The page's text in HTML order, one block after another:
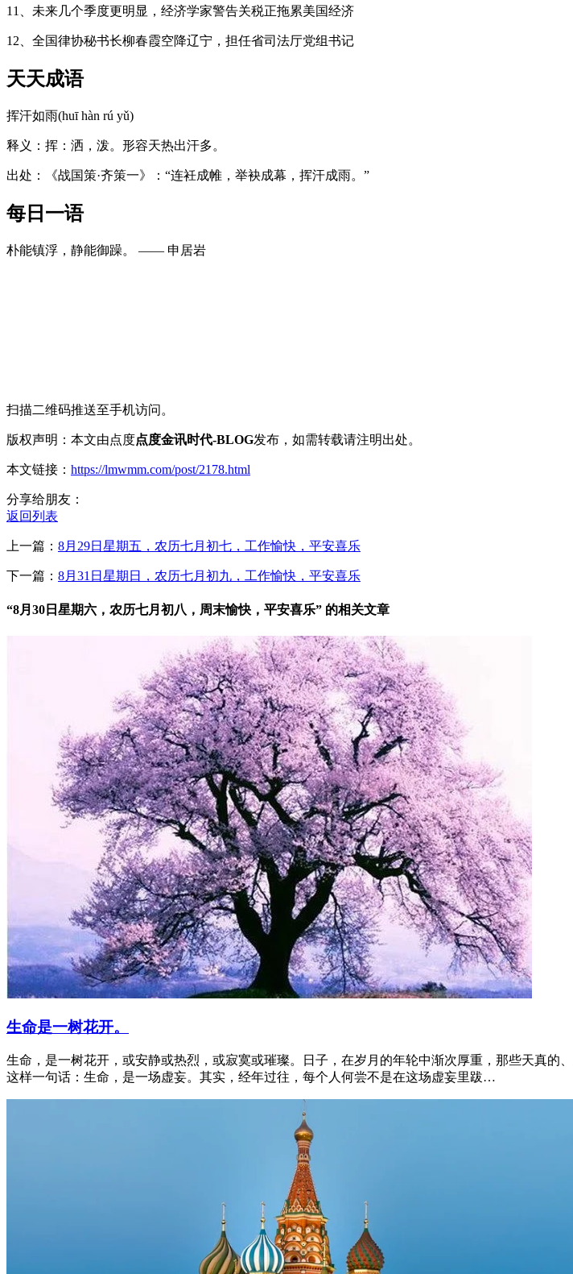
11、未来几个季度更明显，经济学家警告关税正拖累美国经济
12、全国律协秘书长柳春霞空降辽宁，担任省司法厅党组书记
天天成语
挥汗如雨(huī hàn rú yǔ)
释义：挥：洒，泼。形容天热出汗多。
出处：《战国策·齐策一》：“连衽成帷，举袂成幕，挥汗成雨。”
每日一语
朴能镇浮，静能御躁。 —— 申居岩
扫描二维码推送至手机访问。
版权声明：本文由点度点度金讯时代-BLOG发布，如需转载请注明出处。
本文链接： https://lmwmm.com/post/2178.html
分享给朋友：
返回列表
上一篇： 8月29日星期五，农历七月初七，工作愉快，平安喜乐
下一篇： 8月31日星期日，农历七月初九，工作愉快，平安喜乐
“8月30日星期六，农历七月初八，周末愉快，平安喜乐” 的相关文章
生命是一树花开。
生命，是一树花开，或安静或热烈，或寂寞或璀璨。日子，在岁月的年轮中渐次厚重，那些天真
这样一句话：生命，是一场虚妄。其实，经年过往，每个人何尝不是在这场虚妄里跋…